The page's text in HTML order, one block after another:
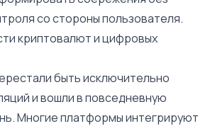
со стороны пользователя.
криптовалют и цифровых
быть исключительно
и вошли в повседневную
Многие платформы интегрируют